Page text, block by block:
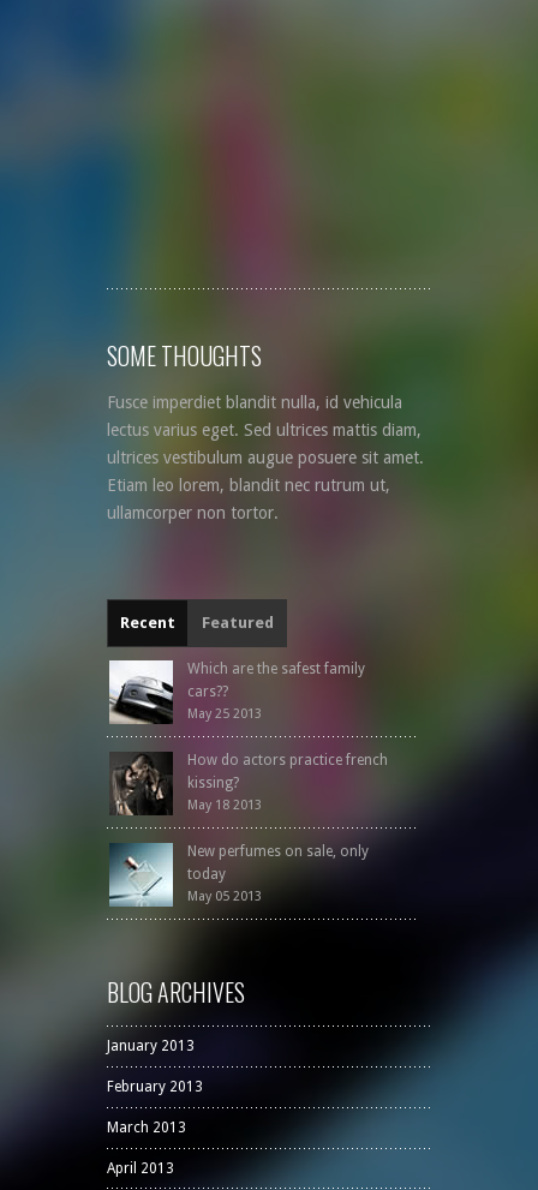
SOME THOUGHTS
Fusce imperdiet blandit nulla, id vehicula
lectus varius eget. Sed ultrices mattis diam,
ultrices vestibulum augue posuere sit amet.
Etiam leo lorem, blandit nec rutrum ut,
ullamcorper non tortor.
Recent Featured
Which are the safest family
cars??
May 25 2013
How do actors practice french
kissing?
May 18 2013
New perfumes on sale, only
today
May 05 2013
BLOG ARCHIVES
January 2013
February 2013
March 2013
April 2013